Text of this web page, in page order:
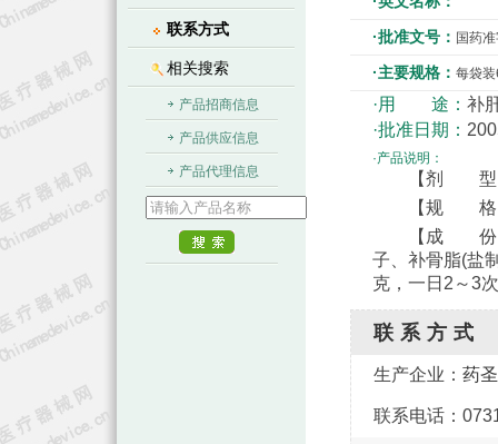
·批准文号： 国药
·主要规格： 每袋
·用 途： 补
·批准日期：
·产品说明：
【剂 型
【规 格】
【成 份】：
子、补骨脂(盐
克，一日2～3
联系方式
生产企业： 药
联系电话：
联系方式
相关搜索
产品招商信息
产品供应信息
产品代理信息